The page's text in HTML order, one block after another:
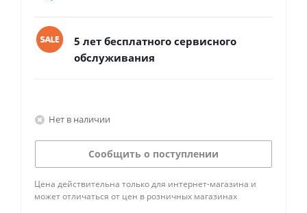
5 лет бесплатного сервисного
обслуживания
Нет в наличии
Сообщить о поступлении
Цена действительна только для интернет-магазина и
может отличаться от цен в розничных магазинах